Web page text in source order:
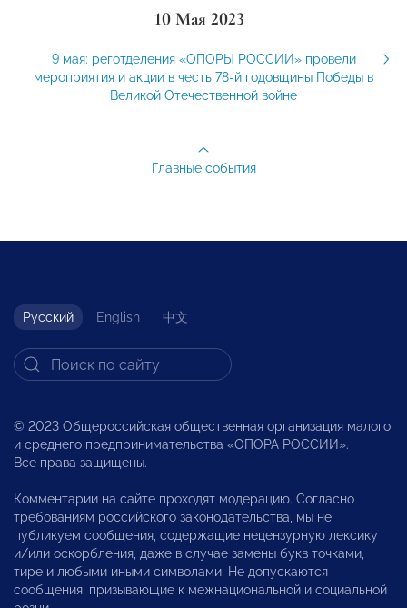
10 Мая 2023
9 мая: реготделения «ОПОРЫ РОССИИ» провели
мероприятия и акции в честь 78-й годовщины Победы в
Великой Отечественной войне
Главные события
Русский English 中文
© 2023 Общероссийская общественная организация малого
и среднего предпринимательства «ОПОРА РОССИИ».
Все права защищены.
Комментарии на сайте проходят модерацию. Согласно
требованиям российского законодательства, мы не
публикуем сообщения, содержащие нецензурную лексику
и/или оскорбления, даже в случае замены букв точками,
тире и любыми иными символами. Не допускаются
сообщения, призывающие к межнациональной и социальной